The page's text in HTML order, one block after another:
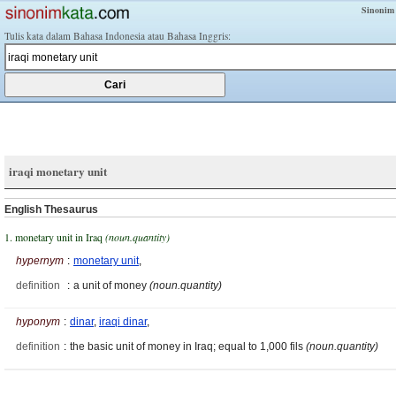
Tulis kata dalam Bahasa Indonesia atau Bahasa Inggris:
iraqi monetary unit
English Thesaurus
1. monetary unit in Iraq (noun.quantity)
hypernym : monetary unit,
definition
: a unit of money (noun.quantity)
hyponym : dinar, iraqi dinar,
definition : the basic unit of money in Iraq; equal to 1,000 fils (noun.quantity)